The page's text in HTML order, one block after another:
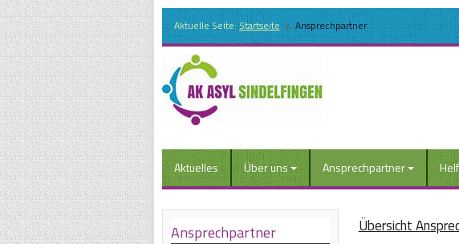
Aktuelle Seite: Startseite Ansprechpartner
Aktuelles Über uns Ansprechpartner
Ansprechpartner Übersicht